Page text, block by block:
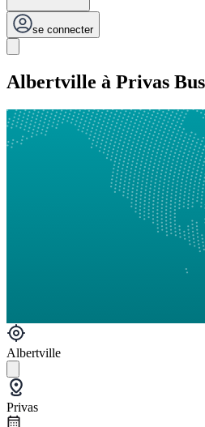
se connecter
Albertville à Privas Bus
Albertville
Privas